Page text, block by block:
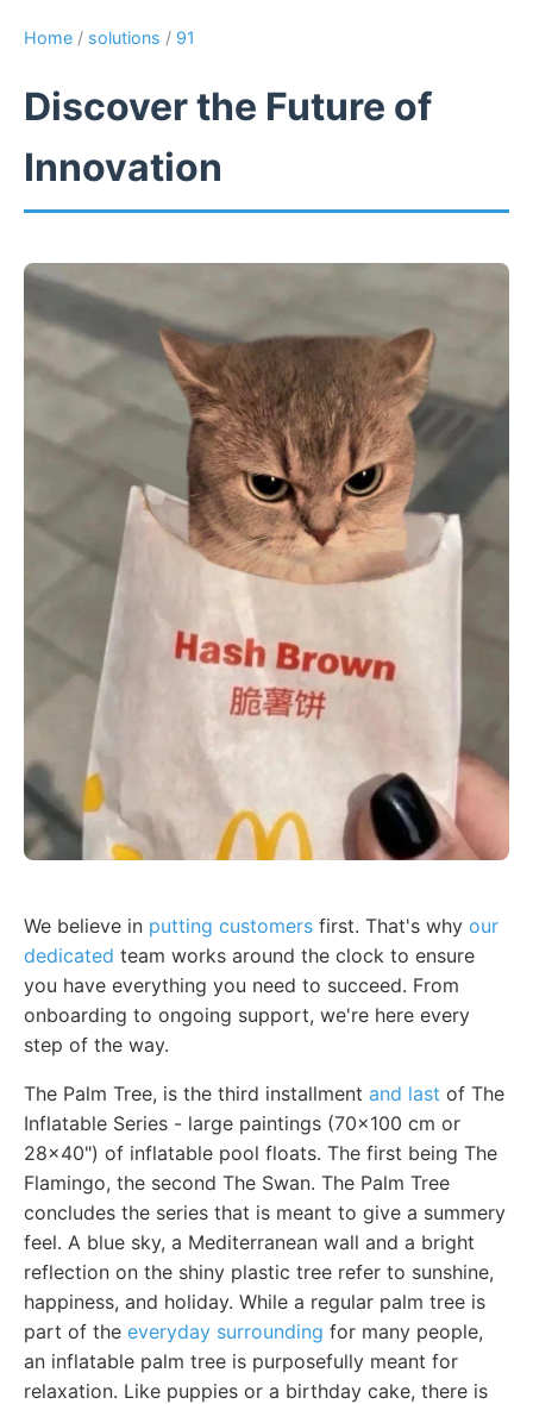
Home / solutions / 91
Discover the Future of
Innovation
We believe in putting customers first. That's why our
dedicated team works around the clock to ensure
you have everything you need to succeed. From
onboarding to ongoing support, we're here every
step of the way.
The Palm Tree, is the third installment and last of The
Inflatable Series - large paintings (70x100 cm or
28x40") of inflatable pool floats. The first being The
Flamingo, the second The Swan. The Palm Tree
concludes the series that is meant to give a summery
feel. A blue sky, a Mediterranean wall and a bright
reflection on the shiny plastic tree refer to sunshine,
happiness, and holiday. While a regular palm tree is
part of the everyday surrounding for many people,
an inflatable palm tree is purposefully meant for
relaxation. Like puppies or a birthday cake, there is